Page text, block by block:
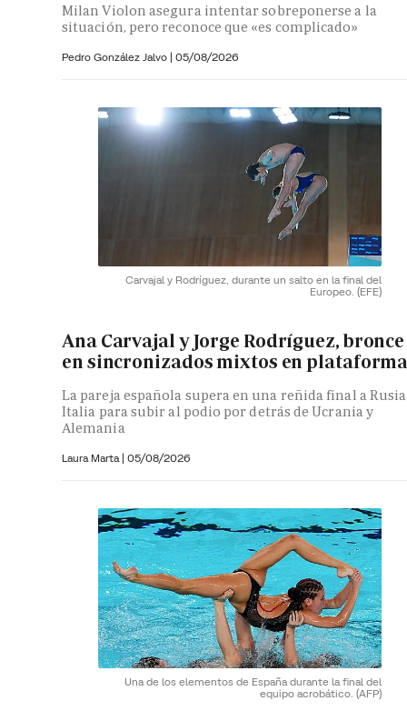
Milan Violon asegura intentar sobreponerse a la
situación, pero reconoce que «es complicado»
Pedro González Jalvo | 05/08/2026
Carvajal y Rodríguez, durante un salto en la final del
Europeo. (EFE)
Ana Carvajal y Jorge Rodríguez, bronce
en sincronizados mixtos en
La pareja española supera en una reñida final a
Italia para subir al podio por detrás de Ucrania y
Alemania
Laura Marta | 05/08/2026
Una de los elementos de España durante la final del
equipo acrobático. (AFP)